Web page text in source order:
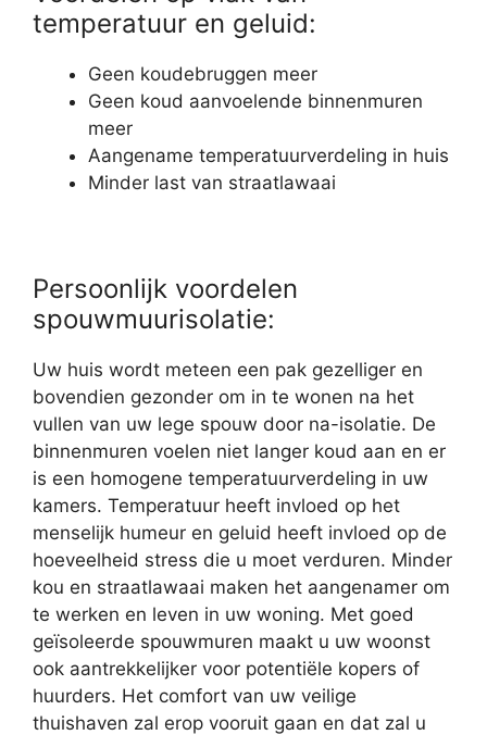
temperatuur en geluid:
Geen koudebruggen meer
Geen koud aanvoelende binnenmuren
meer
Aangename temperatuurverdeling in huis
Minder last van straatlawaai
Persoonlijk voordelen
spouwmuurisolatie:
Uw huis wordt meteen een pak gezelliger en
bovendien gezonder om in te wonen na het
vullen van uw lege spouw door na-isolatie. De
binnenmuren voelen niet langer koud aan en er
is een homogene temperatuurverdeling in uw
kamers. Temperatuur heeft invloed op het
menselijk humeur en geluid heeft invloed op de
hoeveelheid stress die u moet verduren. Minder
kou en straatlawaai maken het aangenamer om
te werken en leven in uw woning. Met goed
geïsoleerde spouwmuren maakt u uw woonst
ook aantrekkelijker voor potentiële kopers of
huurders. Het comfort van uw veilige
thuishaven zal erop vooruit gaan en dat zal u